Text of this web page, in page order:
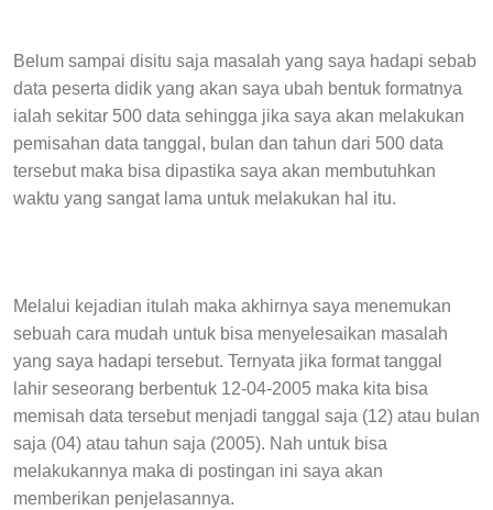
Belum sampai disitu saja masalah yang saya hadapi sebab
data peserta didik yang akan saya ubah bentuk formatnya
ialah sekitar 500 data sehingga jika saya akan melakukan
pemisahan data tanggal, bulan dan tahun dari 500 data
tersebut maka bisa dipastika saya akan membutuhkan
waktu yang sangat lama untuk melakukan hal itu.
Melalui kejadian itulah maka akhirnya saya menemukan
sebuah cara mudah untuk bisa menyelesaikan masalah
yang saya hadapi tersebut. Ternyata jika format tanggal
lahir seseorang berbentuk 12-04-2005 maka kita bisa
memisah data tersebut menjadi tanggal saja (12) atau bulan
saja (04) atau tahun saja (2005). Nah untuk bisa
melakukannya maka di postingan ini saya akan
memberikan penjelasannya.